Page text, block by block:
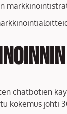
chatbotien
kokemus johti